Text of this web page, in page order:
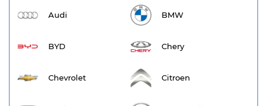
Audi BMW
BYD Chery
Chevrolet Citroen